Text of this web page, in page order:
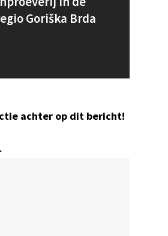
Goriška Brda
achter op dit bericht!